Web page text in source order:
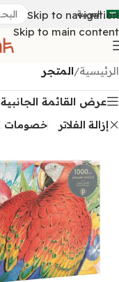
Skip to navigation
Skip to main content
العربية
الرئيسية/المتجر
عرض القائمة الجانبية
إزالة الفلاتر خصومات